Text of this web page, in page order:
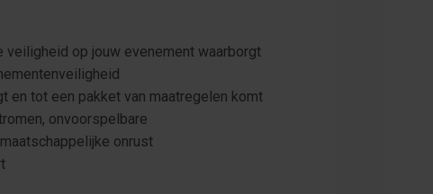
veiligheid op jouw evenement waarborgt
en tot een pakket van maatregelen komt
onvoorspelbare
onrust